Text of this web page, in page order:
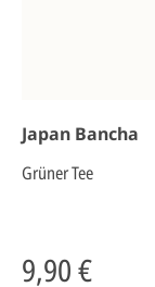
Japan Bancha
Grüner Tee
9,90 €